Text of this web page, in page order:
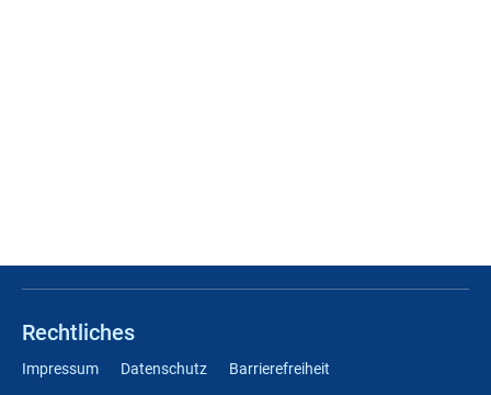
Rechtliches
Impressum Datenschutz Barrierefreiheit